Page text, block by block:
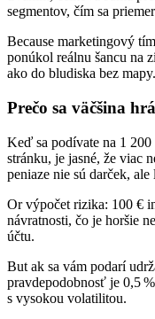
segmentov, čím sa
Because marketingový
ponúkol reálnu šancu na
ako do bludiska bez mapy.
Prečo sa väčšina
Keď sa podívate na 1
stránku, je jasné, že viac
peniaze nie sú darček,
Or výpočet rizika: 100 €
návratnosti, čo je horšie
účtu.
But ak sa vám podarí
pravdepodobnosť je 0,5
s vysokou volatilitou.